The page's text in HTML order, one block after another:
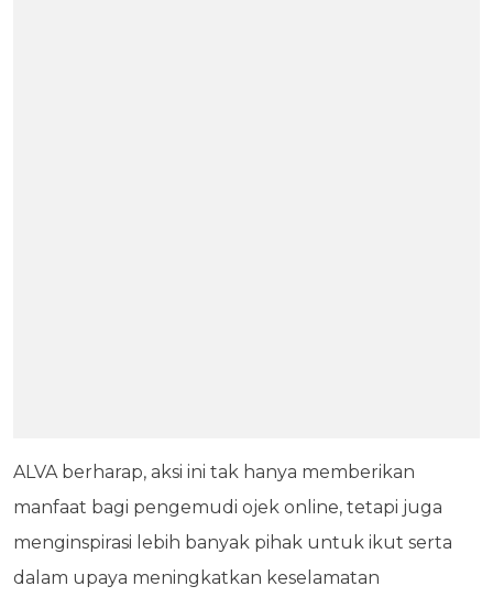
ALVA berharap, aksi ini tak hanya memberikan
manfaat bagi pengemudi ojek online, tetapi juga
menginspirasi lebih banyak pihak untuk ikut serta
dalam upaya meningkatkan keselamatan